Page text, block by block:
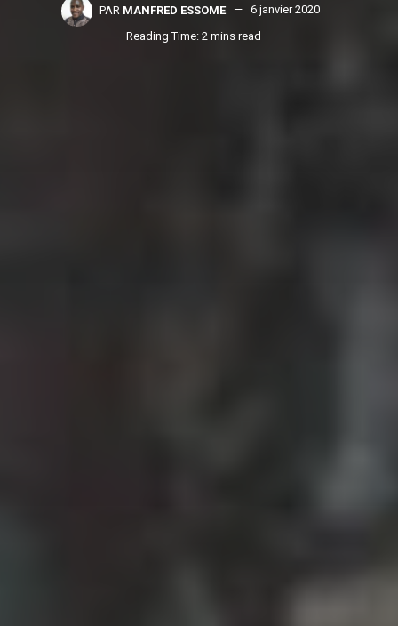
PAR MANFRED ESSOME
6 janvier 2020
Reading Time: 2 mins read